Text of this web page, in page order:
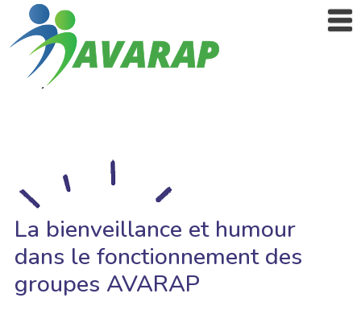
La bienveillance et humour
dans le fonctionnement des
groupes AVARAP